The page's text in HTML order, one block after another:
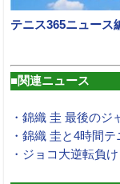
テニス365ニュース
■関連ニュース
・錦織 圭 最後のジ
・錦織 圭と4時間テ
・ジョコ大逆転負